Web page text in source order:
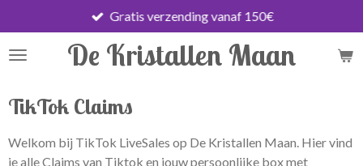
direct
naar
De Kristallen Maan
Gratis verzending vanaf 150€
TikTok Claims
Welkom bij TikTok LiveSales op De Kristallen Maan. Hier vind
je alle Claims van Tiktok en jouw persoonlijke box met